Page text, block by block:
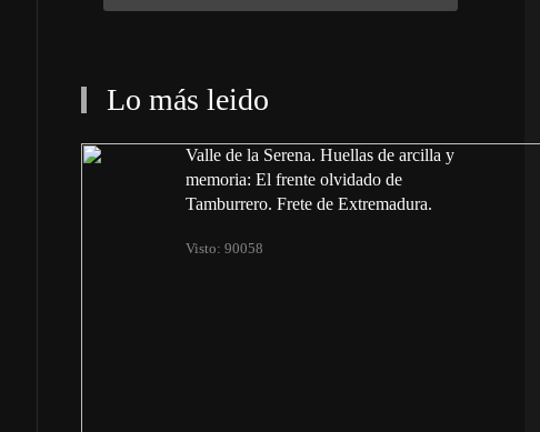
Lo más leido
Valle de la Serena. Huellas de arcilla y
memoria: El frente olvidado de
Tamburrero. Frete de Extremadura.
Visto: 90058